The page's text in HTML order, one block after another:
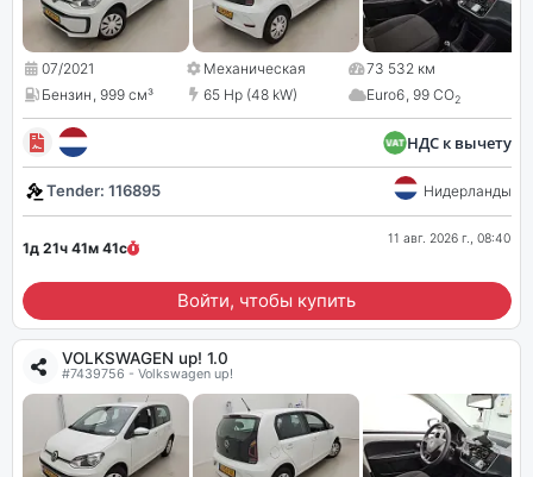
07/2021 Механическая
73 532 км
Бензин, 999 см³ 65 Hp (48 kW) Euro6, 99 CO2
НДС к вычету
Tender: 116895 Нидерланды
1д 21ч 41м 41с
11 авг. 2026 г., 08:40
Войти, чтобы купить
VOLKSWAGEN up! 1.0
#7439756 - Volkswagen up!